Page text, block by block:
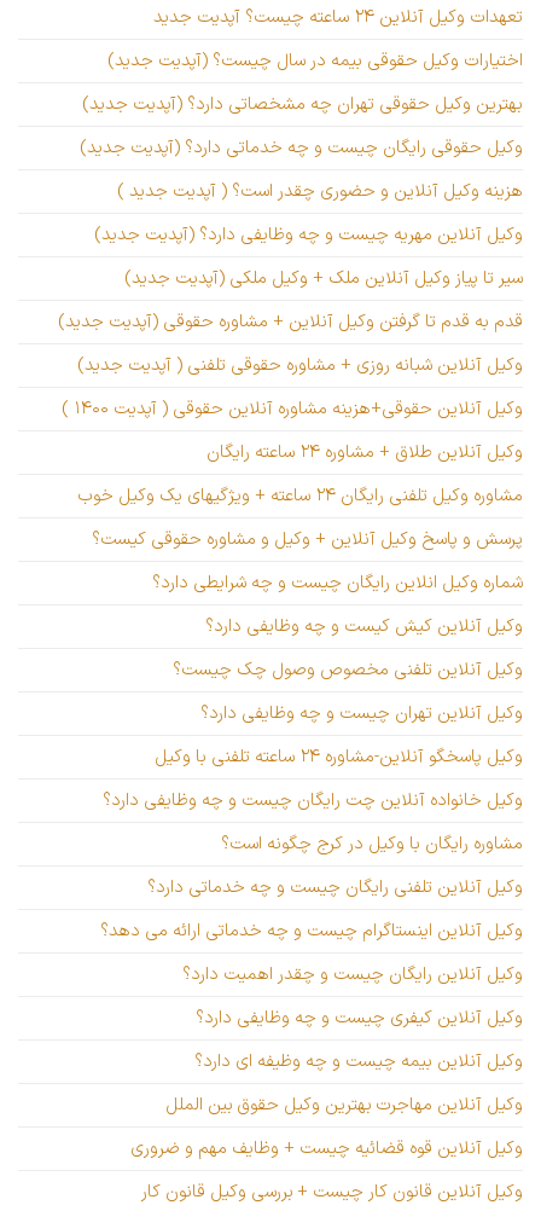
تعهدات وکیل آنلاین ۲۴ ساعته چیست؟ آپدیت جدید
اختیارات وکیل حقوقی بیمه در سال چیست؟ (آپدیت جدید)
بهترین وکیل حقوقی تهران چه مشخصاتی دارد؟ (آپدیت جدید)
وکیل حقوقی رایگان چیست و چه خدماتی دارد؟ (آپدیت جدید)
هزینه وکیل آنلاین و حضوری چقدر است؟ ( آپدیت جدید )
وکیل آنلاین مهریه چیست و چه وظایفی دارد؟ (آپدیت جدید)
سیر تا پیاز وکیل آنلاین ملک + وکیل ملکی (آپدیت جدید)
قدم به قدم تا گرفتن وکیل آنلاین + مشاوره حقوقی (آپدیت جدید)
وکیل آنلاین شبانه روزی + مشاوره حقوقی تلفنی ( آپدیت جدید)
وکیل آنلاین حقوقی+هزینه مشاوره آنلاین حقوقی ( آپدیت ۱۴۰۰ )
وکیل آنلاین طلاق + مشاوره ۲۴ ساعته رایگان
مشاوره وکیل تلفنی رایگان ۲۴ ساعته + ویژگیهای یک وکیل خوب
پرسش و پاسخ وکیل آنلاین + وکیل و مشاوره حقوقی کیست؟
شماره وکیل انلاین رایگان چیست و چه شرایطی دارد؟
وکیل آنلاین کیش کیست و چه وظایفی دارد؟
وکیل آنلاین تلفنی مخصوص وصول چک چیست؟
وکیل آنلاین تهران چیست و چه وظایفی دارد؟
وکیل پاسخگو آنلاین-مشاوره ۲۴ ساعته تلفنی با وکیل
وکیل خانواده آنلاین چت رایگان چیست و چه وظایفی دارد؟
مشاوره رایگان با وکیل در کرج چگونه است؟
وکیل آنلاین تلفنی رایگان چیست و چه خدماتی دارد؟
وکیل آنلاین اینستاگرام چیست و چه خدماتی ارائه می دهد؟
وکیل آنلاین رایگان چیست و چقدر اهمیت دارد؟
وکیل آنلاین کیفری چیست و چه وظایفی دارد؟
وکیل آنلاین بیمه چیست و چه وظیفه ای دارد؟
وکیل آنلاین مهاجرت بهترین وکیل حقوق بین الملل
وکیل آنلاین قوه قضائیه چیست + وظایف مهم و ضروری
وکیل آنلاین قانون کار چیست + بررسی وکیل قانون کار